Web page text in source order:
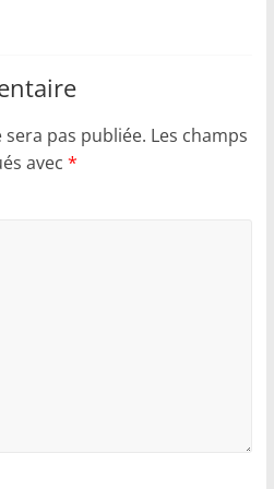
pas publiée. Les champs
avec *